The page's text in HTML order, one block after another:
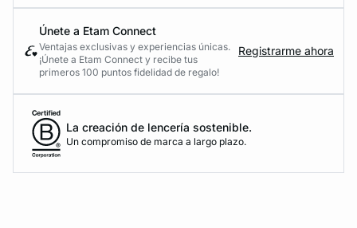
Únete a Etam Connect
Ventajas exclusivas y experiencias únicas.
¡Únete a Etam Connect y recibe tus
primeros 100 puntos fidelidad de regalo!
Registrarme ahora
La creación de lencería sostenible.
Un compromiso de marca a largo plazo.